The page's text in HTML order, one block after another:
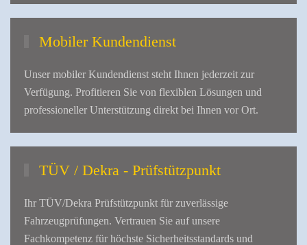
Mobiler Kundendienst
Unser mobiler Kundendienst steht Ihnen jederzeit zur
Verfügung. Profitieren Sie von flexiblen Lösungen und
professioneller Unterstützung direkt bei Ihnen vor Ort.
TÜV / Dekra - Prüfstützpunkt
Ihr TÜV/Dekra Prüfstützpunkt für zuverlässige
Fahrzeugprüfungen. Vertrauen Sie auf unsere
Fachkompetenz für höchste Sicherheitsstandards und